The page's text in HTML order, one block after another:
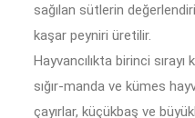
sağılan sütlerin
kaşar peyniri üretilir.
Hayvancılıkta birinci sırayı
sığır-manda ve kümes
çayırlar, küçükbaş ve